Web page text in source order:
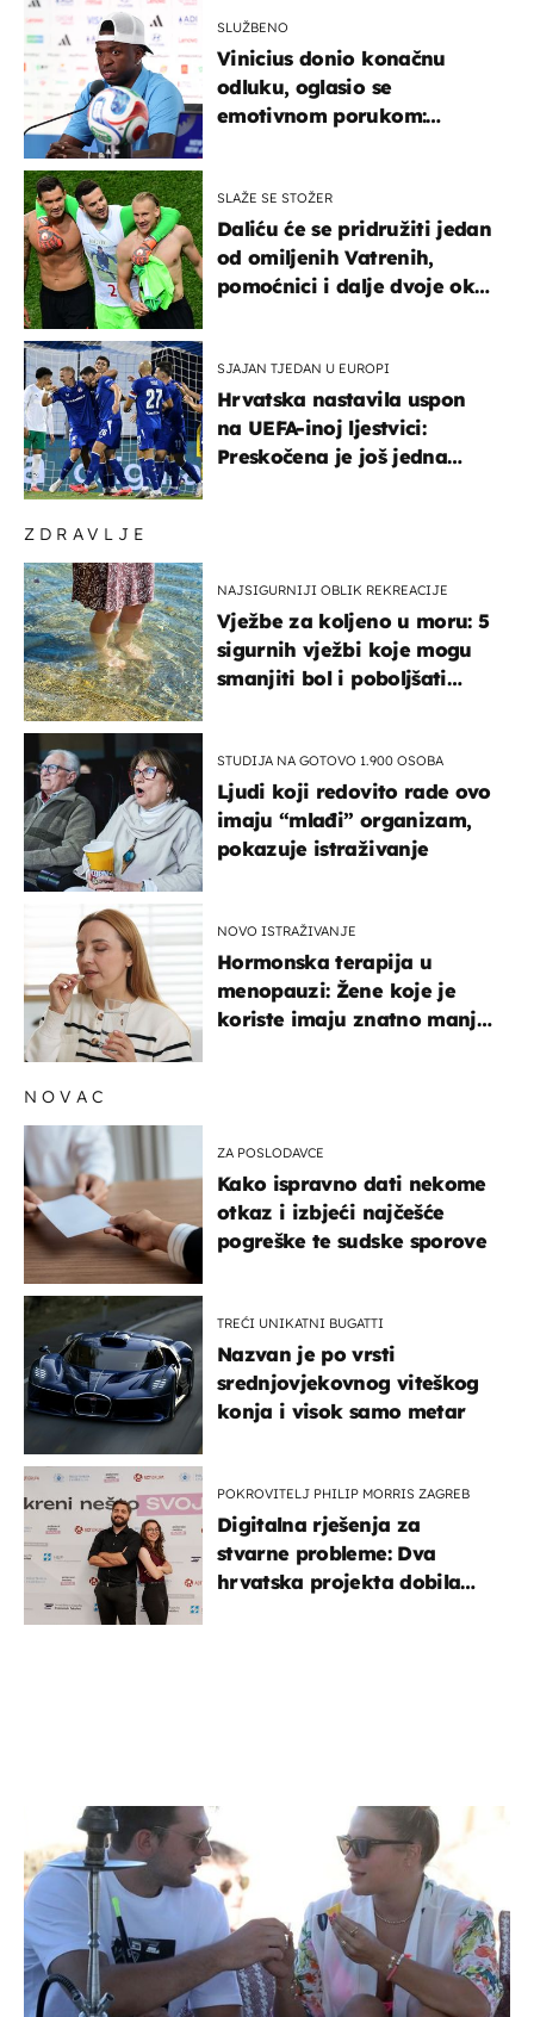
ZDRAVLJE
NAJSIGURNIJI OBLIK REKREACIJE
Vježbe za koljeno u moru: 5
sigurnih vježbi koje mogu
smanjiti bol i poboljšati
STUDIJA NA GOTOVO 1.900 OSOBA
Ljudi koji redovito rade ovo
imaju “mlađi” organizam,
pokazuje istraživanje
NOVO ISTRAŽIVANJE
Hormonska terapija u
menopauzi: Žene koje je
koriste imaju znatno manji
SLUŽBENO
Vinicius donio konačnu
odluku, oglasio se
emotivnom porukom:
SLAŽE SE STOŽER
Daliću će se pridružiti jedan
od omiljenih Vatrenih,
pomoćnici i dalje dvoje oko
SJAJAN TJEDAN U EUROPI
Hrvatska nastavila uspon
na UEFA-inoj ljestvici:
Preskočena je još jedna
NOVAC
ZA POSLODAVCE
Kako ispravno dati nekome
otkaz i izbjeći najčešće
pogreške te sudske sporove
TREĆI UNIKATNI BUGATTI
Nazvan je po vrsti
srednjovjekovnog viteškog
konja i visok samo metar
POKROVITELJ PHILIP MORRIS ZAGREB
Digitalna rješenja za
stvarne probleme: Dva
hrvatska projekta dobila